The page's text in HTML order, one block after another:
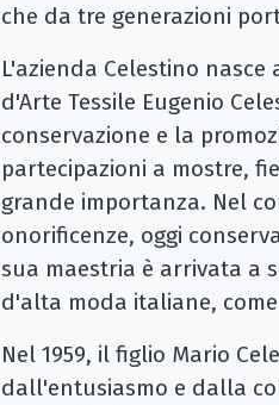
che da tre generazioni
L'azienda Celestino
d'Arte Tessile Eugenio
conservazione e la
partecipazioni a mostre,
grande importanza. Nel
onorificenze, oggi
sua maestria è arrivata a
d'alta moda italiane,
Nel 1959, il figlio Mario
dall'entusiasmo e dalla